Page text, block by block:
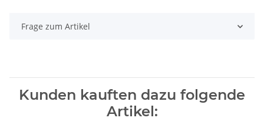
Frage zum Artikel
Kunden kauften dazu folgende
Artikel: